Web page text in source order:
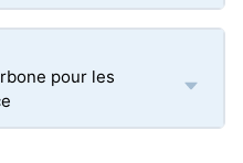
pour les